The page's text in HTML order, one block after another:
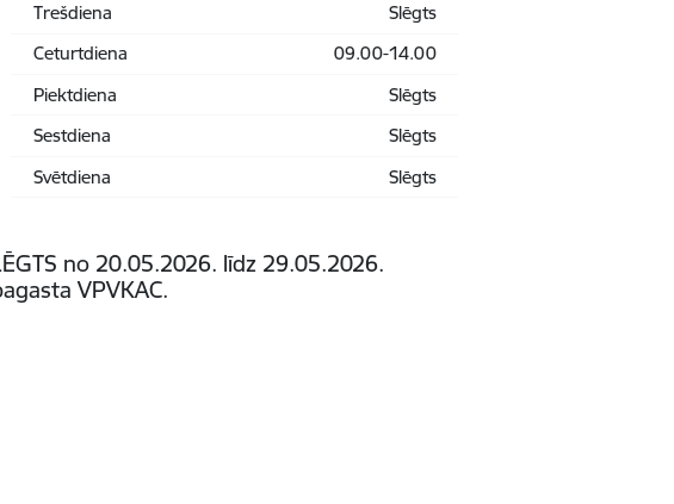
Trešdiena
Slēgts
Ceturtdiena
09.00-14.00
Piektdiena
Slēgts
Sestdiena
Slēgts
Svētdiena
Slēgts
no 20.05.2026. līdz 29.05.2026.
VPVKAC.